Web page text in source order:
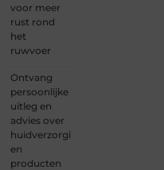
voor meer
rust rond
het
ruwvoer
Ontvang
persoonlijke
uitleg en
advies over
huidverzorging
en
producten